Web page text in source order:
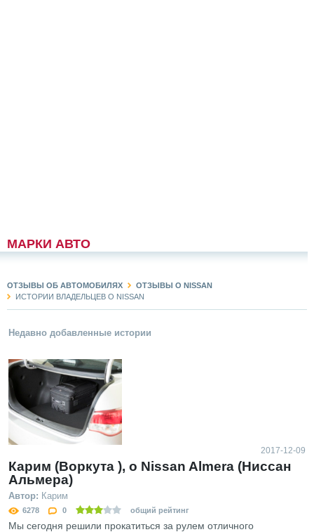
МАРКИ АВТО
ОТЗЫВЫ ОБ АВТОМОБИЛЯХ
ОТЗЫВЫ О NISSAN
ИСТОРИИ ВЛАДЕЛЬЦЕВ О NISSAN
Недавно добавленные истории
2017-12-09
Карим (Воркута ), о Nissan Almera (Ниссан
Альмера)
Автор: Карим
6278 0 общий рейтинг
Мы сегодня решили прокатиться за рулем отличного